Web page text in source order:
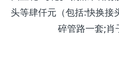
头等肆仟元（包括:快换接
碎管路一套;肖